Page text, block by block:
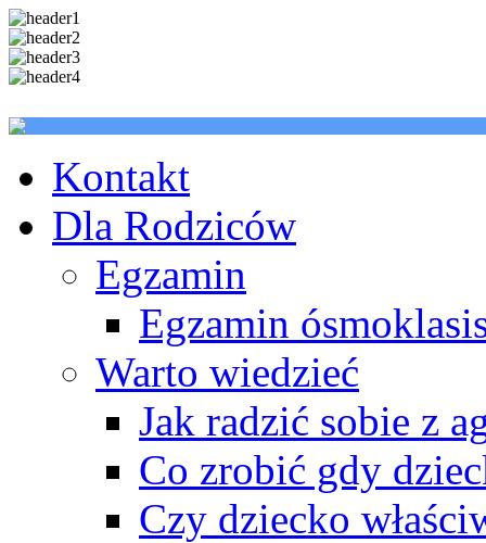
Kontakt
Dla Rodziców
Egzamin
Egzamin
Warto wiedzieć
Jak radzić sobie z
Co zrobić gdy
Czy dziecko